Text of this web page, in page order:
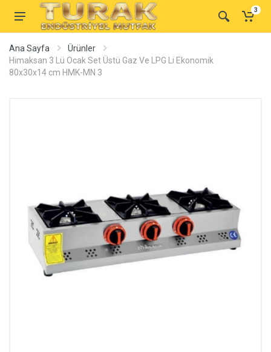
3
Ana Sayfa
Ürünler
Himaksan 3 Lü Ocak Set Üstü Gaz Ve LPG Li Ekonomik
80x30x14 cm HMK-MN 3